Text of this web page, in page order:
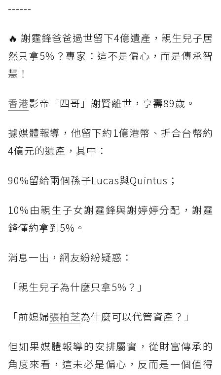
------
🔥 謝霆鋒爸爸過世留下4億遺產，親生兒子居
然只拿5%？專家：這不是偏心，而是傳承智
慧！
香港影帝「四哥」謝賢離世，享壽89歲。
據媒體報導，他留下約1億港幣、折合台幣約
4億元的遺產，其中：
90%留給兩個孫子Lucas與Quintus；
10%由親生子女謝霆鋒與謝婷婷分配，謝霆
鋒僅約拿到5%。
消息一出，網友紛紛疑惑：
「親生兒子為什麼只拿5%？」
「前媳婦張柏芝為什麼可以代管資產？」
但如果媒體報導的安排屬實，從財富傳承的
角度來看，這未必是偏心，反而是一個值得